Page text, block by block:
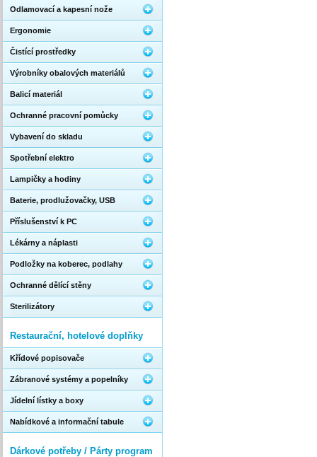
Odlamovací a kapesní nože
Ergonomie
Čistící prostředky
Výrobníky obalových materiálů
Balicí materiál
Ochranné pracovní pomůcky
Vybavení do skladu
Spotřební elektro
Lampičky a hodiny
Baterie, prodlužovačky, USB
Příslušenství k PC
Lékárny a náplasti
Podložky na koberec, podlahy
Ochranné dělící stěny
Sterilizátory
Restaurační, hotelové doplňky
Křídové popisovače
Zábranové systémy a popelníky
Jídelní lístky a boxy
Nabídkové a informační tabule
Dárkové potřeby / Párty program